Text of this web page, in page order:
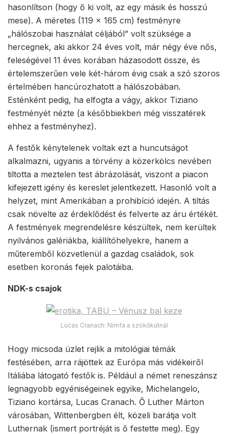
hasonlítson (hogy ő ki volt, az egy másik és hosszú
mese). A méretes (119 x 165 cm) festményre
„hálószobai használat céljából” volt szüksége a
hercegnek, aki akkor 24 éves volt, már négy éve nős,
feleségével 11 éves korában házasodott össze, és
értelemszerűen vele két-három évig csak a szó szoros
értelmében hancúrozhatott a hálószobában.
Esténként pedig, ha elfogta a vágy, akkor Tiziano
festményét nézte (a későbbiekben még visszatérek
ehhez a festményhez).
A festők kénytelenek voltak ezt a huncutságot
alkalmazni, ugyanis a törvény a közerkölcs nevében
tiltotta a meztelen test ábrázolását, viszont a piacon
kifejezett igény és kereslet jelentkezett. Hasonló volt a
helyzet, mint Amerikában a prohibíció idején. A tiltás
csak növelte az érdeklődést és felverte az áru értékét.
A festmények megrendelésre készültek, nem kerültek
nyilvános galériákba, kiállítóhelyekre, hanem a
műteremből közvetlenül a gazdag családok, sok
esetben koronás fejek palotáiba.
NDK-s csajok
Lucas Cranach: Nimfa a szökőkútnál
Hogy micsoda üzlet rejlik a mitológiai témák
festésében, arra rájöttek az Európa más vidékeiről
Itáliába látogató festők is. Például a német reneszánsz
legnagyobb egyéniségeinek egyike, Michelangelo,
Tiziano kortársa, Lucas Cranach. Ő Luther Márton
városában, Wittenbergben élt, közeli barátja volt
Luthernak (ismert portréját is ő festette meg). Egy